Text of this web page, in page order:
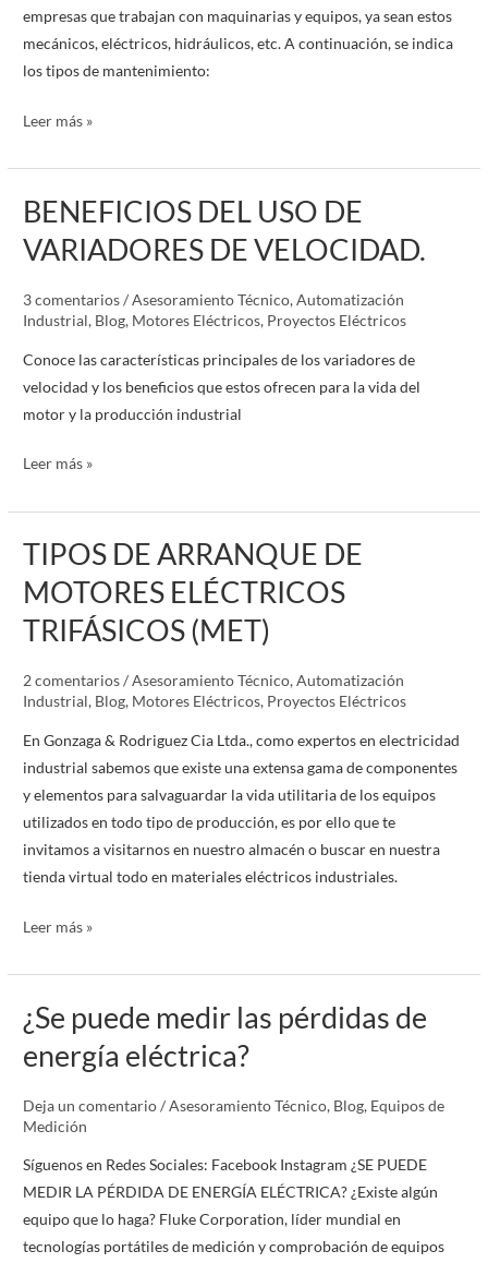
empresas que trabajan con maquinarias y equipos, ya sean estos
mecánicos, eléctricos, hidráulicos, etc. A continuación, se indica
los tipos de mantenimiento:
Leer más »
BENEFICIOS DEL USO DE
VARIADORES DE VELOCIDAD.
3 comentarios/Asesoramiento Técnico,Automatización
Industrial, Blog, Motores Eléctricos, Proyectos Eléctricos
Conoce las características principales de los variadores de
velocidad y los beneficios que estos ofrecen para la vida del
motor y la producción industrial
BENEFICIOS
USO
VARIADORES
VELOCIDAD.
Leer más »
TIPOS DE ARRANQUE DE
MOTORES ELÉCTRICOS
TRIFÁSICOS (MET)
2 comentarios/Asesoramiento Técnico,Automatización
Industrial, Blog, Motores Eléctricos, Proyectos Eléctricos
En Gonzaga & Rodriguez Cia Ltda., como expertos en electricidad
industrial sabemos que existe una extensa gama de componentes
y elementos para salvaguardar la vida utilitaria de los equipos
utilizados en todo tipo de producción, es por ello que te
invitamos a visitarnos en nuestro almacén o buscar en nuestra
tienda virtual todo en materiales eléctricos industriales.
TIPOS
ARRANQUE
ELÉCTRICOS
TRIFÁSICOS
(MET)
Leer más »
¿Se puede medir las pérdidas de
energía eléctrica?
Deja un comentario/Asesoramiento Técnico, Blog, Equipos de
Medición
Síguenos en Redes Sociales: Facebook Instagram ¿SE PUEDE
MEDIR LA PÉRDIDA DE ENERGÍA ELÉCTRICA? ¿Existe algún
equipo que lo haga? Fluke Corporation, líder mundial en
tecnologías portátiles de medición y comprobación de equipos
¿Se
puede
medir
pérdidas
energía
eléctrica?